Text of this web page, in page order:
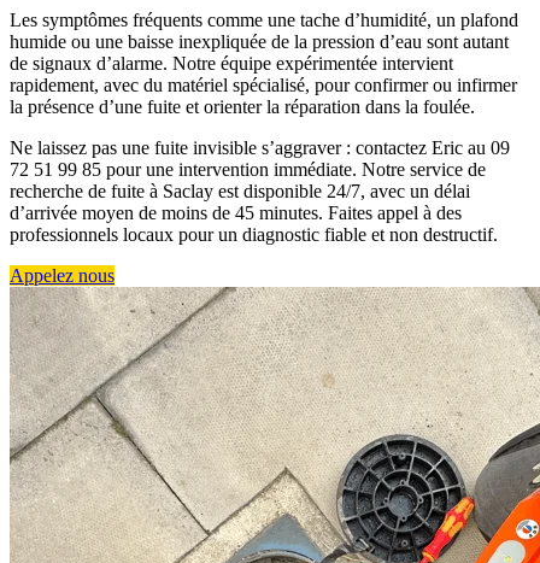
Les symptômes fréquents comme une tache d’humidité, un plafond
humide ou une baisse inexpliquée de la pression d’eau sont autant
de signaux d’alarme. Notre équipe expérimentée intervient
rapidement, avec du matériel spécialisé, pour confirmer ou infirmer
la présence d’une fuite et orienter la réparation dans la foulée.
Ne laissez pas une fuite invisible s’aggraver : contactez Eric au 09
72 51 99 85 pour une intervention immédiate. Notre service de
recherche de fuite à Saclay est disponible 24/7, avec un délai
d’arrivée moyen de moins de 45 minutes. Faites appel à des
professionnels locaux pour un diagnostic fiable et non destructif.
Appelez nous